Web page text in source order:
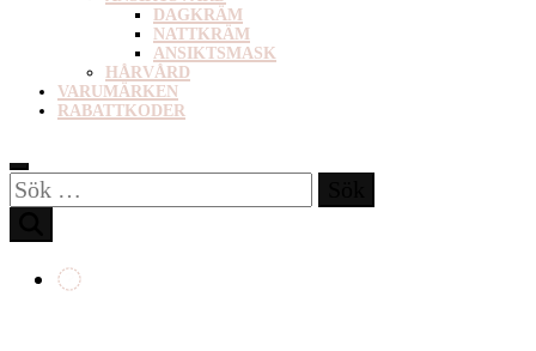
DAGKRÄM
NATTKRÄM
ANSIKTSMASK
HÅRVÅRD
VARUMÄRKEN
RABATTKODER
Sök
efter: